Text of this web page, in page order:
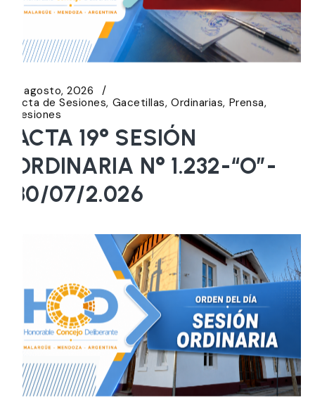
5 agosto, 2026
Acta de Sesiones Gacetillas Ordinarias Prensa
Sesiones
ACTA 19° SESIÓN
ORDINARIA N° 1.232-“O”-
30/07/2.026